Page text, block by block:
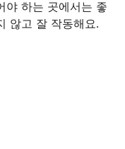
야 하는 곳에서는 좋
않고 잘 작동해요.